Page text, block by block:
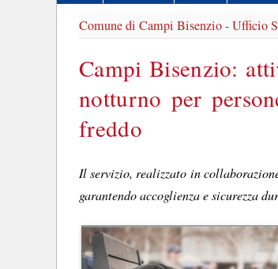
Comune di Campi Bisenzio - Ufficio
Campi Bisenzio:
notturno per
freddo
Il servizio, realizzato in
garantendo accoglienza e sicurezza